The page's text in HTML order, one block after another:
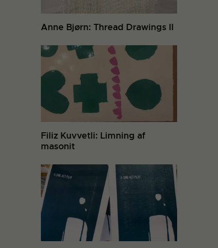
Anne Bjørn: Thread Drawings II
Filiz Kuvvetli: Limning af
masonit